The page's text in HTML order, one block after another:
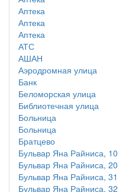
Аптека
Аптека
Аптека
АТС
АШАН
Аэродромная улица
Банк
Беломорская улица
Библиотечная улица
Больница
Больница
Братцево
Бульвар Яна Райниса, 10
Бульвар Яна Райниса, 20
Бульвар Яна Райниса, 31
Бульвар Яна Райниса, 32